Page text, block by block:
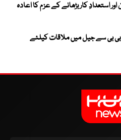
استعدادِ کار بڑھانے کے عزم کا اعادہ
بی بی سے جیل میں ملاقات کیلئے